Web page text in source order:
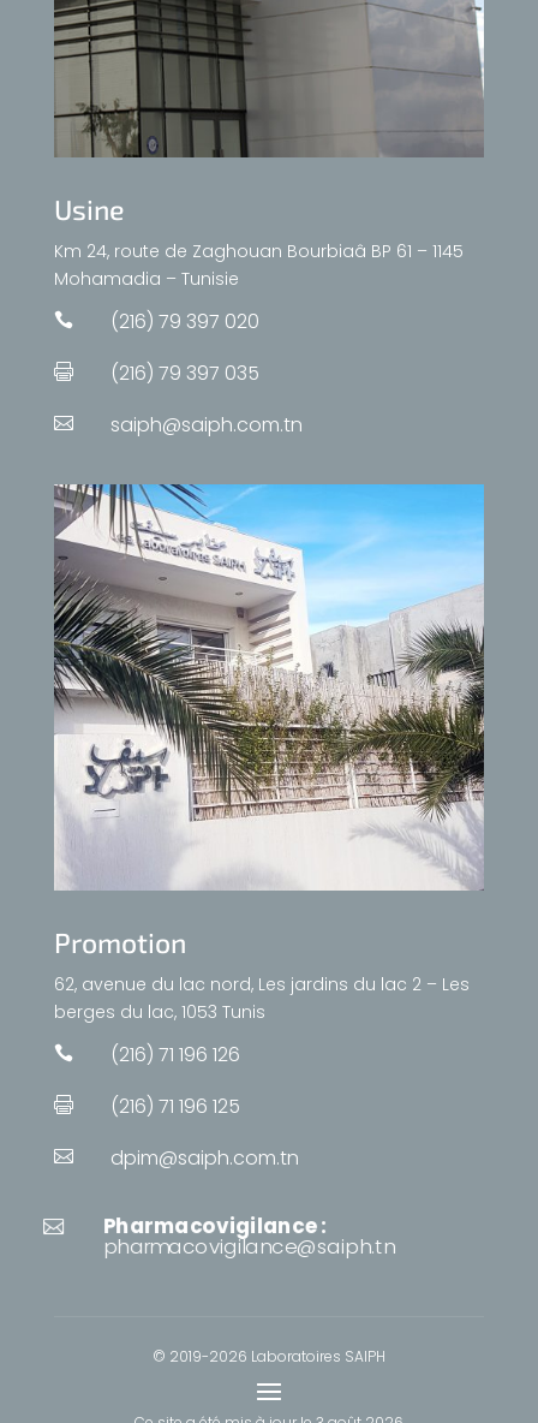
Usine
Km 24, route de Zaghouan Bourbiaâ BP 61 – 1145
Mohamadia – Tunisie
 (216) 79 397 020
 (216) 79 397 035
 saiph@saiph.com.tn
Promotion
62, avenue du lac nord, Les jardins du lac 2 – Les
berges du lac, 1053 Tunis
 (216) 71 196 126
 (216) 71 196 125
 dpim@saiph.com.tn
 Pharmacovigilance :
pharmacovigilance@saiph.tn
© 2019-2026 Laboratoires SAIPH